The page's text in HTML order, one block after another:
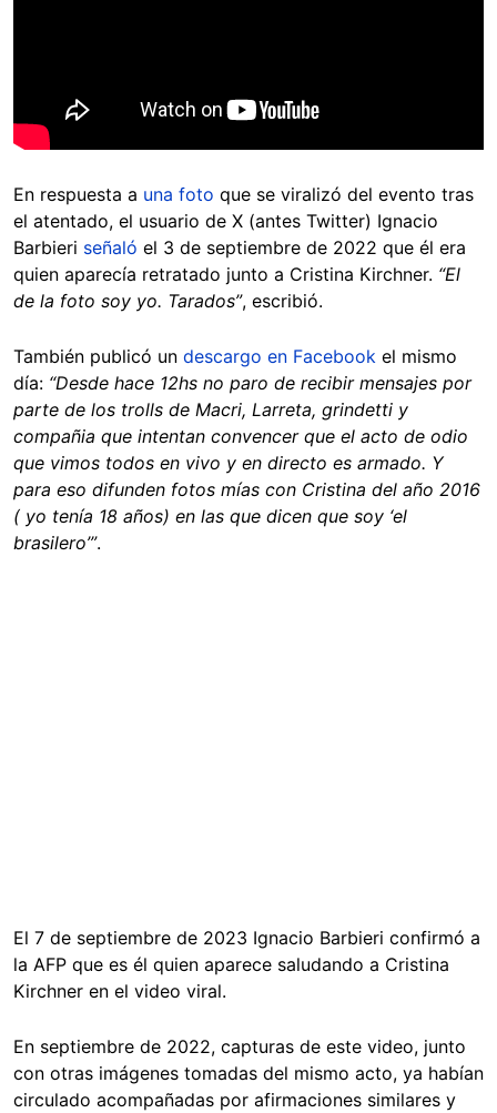
En respuesta a una foto que se viralizó del evento tras
el atentado, el usuario de X (antes Twitter) Ignacio
Barbieri señaló el 3 de septiembre de 2022 que él era
quien aparecía retratado junto a Cristina Kirchner. “El
de la foto soy yo. Tarados”, escribió.
También publicó un descargo en Facebook el mismo
día: “Desde hace 12hs no paro de recibir mensajes por
parte de los trolls de Macri, Larreta, grindetti y
compañia que intentan convencer que el acto de odio
que vimos todos en vivo y en directo es armado. Y
para eso difunden fotos mías con Cristina del año 2016
( yo tenía 18 años) en las que dicen que soy ‘el
brasilero’”.
El 7 de septiembre de 2023 Ignacio Barbieri confirmó a
la AFP que es él quien aparece saludando a Cristina
Kirchner en el video viral.
En septiembre de 2022, capturas de este video, junto
con otras imágenes tomadas del mismo acto, ya habían
circulado acompañadas por afirmaciones similares y